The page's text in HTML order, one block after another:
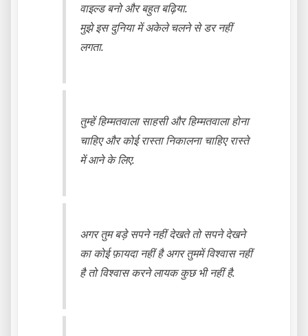
वाइल्ड बनो और बहुत बढ़िया.
मुझे इस दुनिया में अकेले चलने से डर नहीं
लगता.
तुम्हें हिम्मतवाला साहसी और हिम्मतवाला होना
चाहिए और कोई रास्ता निकालना चाहिए रास्ते
में आने के लिए.
अगर तुम बड़े सपने नहीं देखते तो सपने देखने
का कोई फ़ायदा नहीं है अगर तुममें विश्वास नहीं
है तो विश्वास करने लायक कुछ भी नहीं है.